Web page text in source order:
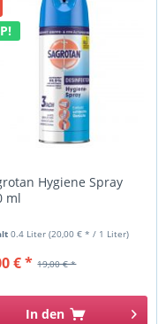
Hygiene Spray
ml
0.4 Liter(20,00 € * / 1 Liter)
19,00 € *
€ *
In den